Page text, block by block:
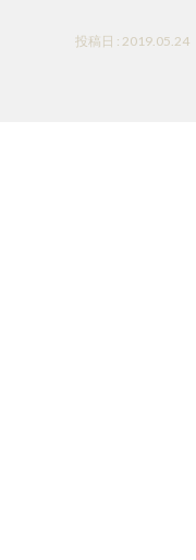
投稿日 : 2019.05.24